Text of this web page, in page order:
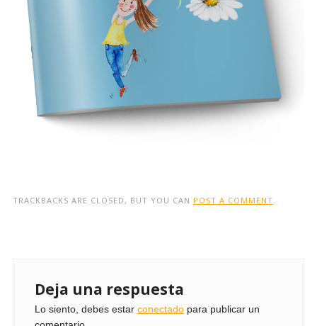
TRACKBACKS ARE CLOSED, BUT YOU CAN POST A COMMENT.
Deja una respuesta
Lo siento, debes estar conectadopara publicar un